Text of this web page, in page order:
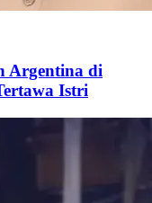
Argentina di
Istri